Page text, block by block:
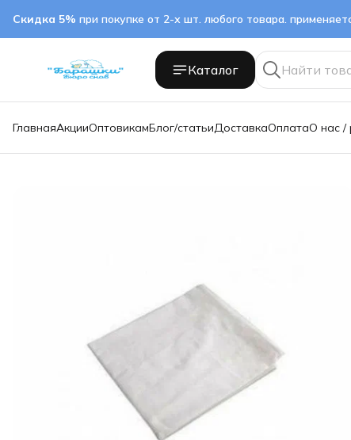
Скидка 5% при покупке от 2-х шт. любого товара.
Каталог
ГлавнаяАкцииОптовикамБлог/статьиДоставкаОплатаО нас /